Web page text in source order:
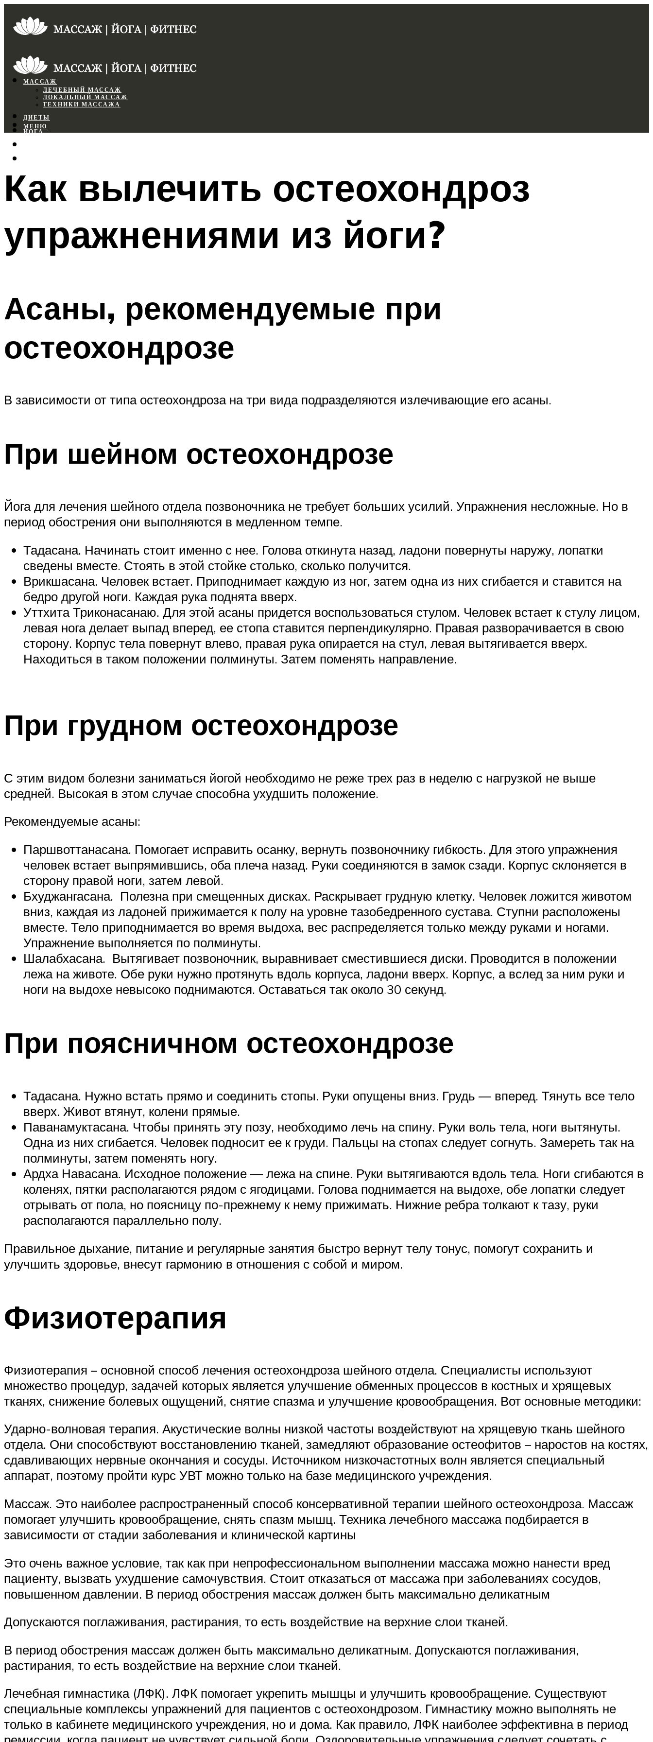
МАССАЖ
ЛЕЧЕБНЫЙ МАССАЖ
ЛОКАЛЬНЫЙ МАССАЖ
ТЕХНИКИ МАССАЖА
ДИЕТЫ
ЙОГА
МЕНЮ
МЕНЮ
Как вылечить остеохондроз
упражнениями из йоги?
Асаны, рекомендуемые при
остеохондрозе
В зависимости от типа остеохондроза на три вида подразделяются излечивающие его асаны.
При шейном остеохондрозе
Йога для лечения шейного отдела позвоночника не требует больших усилий. Упражнения несложные. Но в
период обострения они выполняются в медленном темпе.
Тадасана. Начинать стоит именно с нее. Голова откинута назад, ладони повернуты наружу, лопатки
сведены вместе. Стоять в этой стойке столько, сколько получится.
Врикшасана. Человек встает. Приподнимает каждую из ног, затем одна из них сгибается и ставится на
бедро другой ноги. Каждая рука поднята вверх.
Уттхита Триконасанаю. Для этой асаны придется воспользоваться стулом. Человек встает к стулу лицом,
левая нога делает выпад вперед, ее стопа ставится перпендикулярно. Правая разворачивается в свою
сторону. Корпус тела повернут влево, правая рука опирается на стул, левая вытягивается вверх.
Находиться в таком положении полминуты. Затем поменять направление.
При грудном остеохондрозе
С этим видом болезни заниматься йогой необходимо не реже трех раз в неделю с нагрузкой не выше
средней. Высокая в этом случае способна ухудшить положение.
Рекомендуемые асаны:
Паршвоттанасана. Помогает исправить осанку, вернуть позвоночнику гибкость. Для этого упражнения
человек встает выпрямившись, оба плеча назад. Руки соединяются в замок сзади. Корпус склоняется в
сторону правой ноги, затем левой.
Бхуджангасана. Полезна при смещенных дисках. Раскрывает грудную клетку. Человек ложится животом
вниз, каждая из ладоней прижимается к полу на уровне тазобедренного сустава. Ступни расположены
вместе. Тело приподнимается во время выдоха, вес распределяется только между руками и ногами.
Упражнение выполняется по полминуты.
Шалабхасана. Вытягивает позвоночник, выравнивает сместившиеся диски. Проводится в положении
лежа на животе. Обе руки нужно протянуть вдоль корпуса, ладони вверх. Корпус, а вслед за ним руки и
ноги на выдохе невысоко поднимаются. Оставаться так около 30 секунд.
При поясничном остеохондрозе
Тадасана. Нужно встать прямо и соединить стопы. Руки опущены вниз. Грудь ― вперед. Тянуть все тело
вверх. Живот втянут, колени прямые.
Паванамуктасана. Чтобы принять эту позу, необходимо лечь на спину. Руки воль тела, ноги вытянуты.
Одна из них сгибается. Человек подносит ее к груди. Пальцы на стопах следует согнуть. Замереть так на
полминуты, затем поменять ногу.
Ардха Навасана. Исходное положение ― лежа на спине. Руки вытягиваются вдоль тела. Ноги сгибаются в
коленях, пятки располагаются рядом с ягодицами. Голова поднимается на выдохе, обе лопатки следует
отрывать от пола, но поясницу по-прежнему к нему прижимать. Нижние ребра толкают к тазу, руки
располагаются параллельно полу.
Правильное дыхание, питание и регулярные занятия быстро вернут телу тонус, помогут сохранить и
улучшить здоровье, внесут гармонию в отношения с собой и миром.
Физиотерапия
Физиотерапия – основной способ лечения остеохондроза шейного отдела. Специалисты используют
множество процедур, задачей которых является улучшение обменных процессов в костных и хрящевых
тканях, снижение болевых ощущений, снятие спазма и улучшение кровообращения. Вот основные методики:
Ударно-волновая терапия. Акустические волны низкой частоты воздействуют на хрящевую ткань шейного
отдела. Они способствуют восстановлению тканей, замедляют образование остеофитов – наростов на костях,
сдавливающих нервные окончания и сосуды. Источником низкочастотных волн является специальный
аппарат, поэтому пройти курс УВТ можно только на базе медицинского учреждения.
Массаж. Это наиболее распространенный способ консервативной терапии шейного остеохондроза. Массаж
помогает улучшить кровообращение, снять спазм мышц. Техника лечебного массажа подбирается в
зависимости от стадии заболевания и клинической картины
Это очень важное условие, так как при непрофессиональном выполнении массажа можно нанести вред
пациенту, вызвать ухудшение самочувствия. Стоит отказаться от массажа при заболеваниях сосудов,
повышенном давлении. В период обострения массаж должен быть максимально деликатным
Допускаются поглаживания, растирания, то есть воздействие на верхние слои тканей.
В период обострения массаж должен быть максимально деликатным. Допускаются поглаживания,
растирания, то есть воздействие на верхние слои тканей.
Лечебная гимнастика (ЛФК). ЛФК помогает укрепить мышцы и улучшить кровообращение. Существуют
специальные комплексы упражнений для пациентов с остеохондрозом. Гимнастику можно выполнять не
только в кабинете медицинского учреждения, но и дома. Как правило, ЛФК наиболее эффективна в период